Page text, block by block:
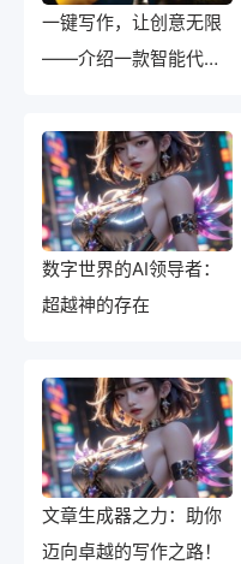
一键写作，让创意无限
——介绍一款智能代写
数字世界的AI领导者：
超越神的存在
文章生成器之力：助你
迈向卓越的写作之路！